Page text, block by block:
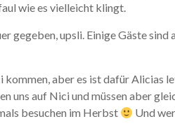
wie es vielleicht klingt.
gegeben, upsli. Einige Gäste sind
aber es ist dafür Alicias
uns auf Nici und müssen aber
besuchen im Herbst
Und